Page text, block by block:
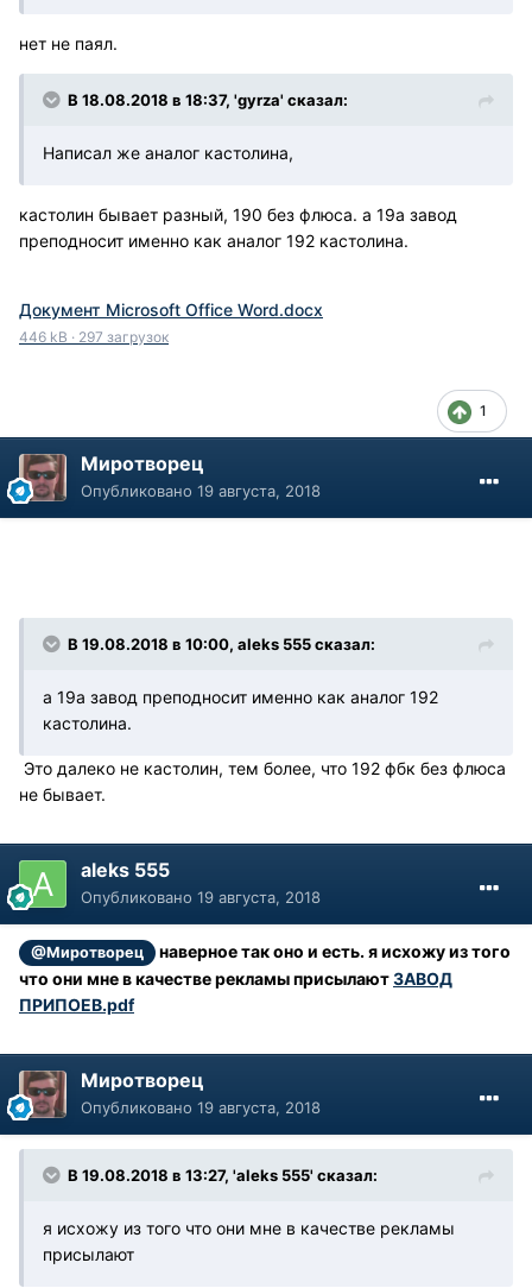
нет не паял.
В 18.08.2018 в 18:37, 'gyrza' сказал:
Написал же аналог кастолина,
кастолин бывает разный, 190 без флюса. а 19а завод
преподносит именно как аналог 192 кастолина.
Документ Microsoft Office Word.docx
446 kB · 297 загрузок
1
Миротворец
Опубликовано 19 августа, 2018
В 19.08.2018 в 10:00, aleks 555 сказал:
а 19а завод преподносит именно как аналог 192
кастолина.
Это далеко не кастолин, тем более, что 192 фбк без флюса
не бывает.
aleks 555
Опубликовано 19 августа, 2018
@Миротворец
наверное так оно и есть. я исхожу из того
что они мне в качестве рекламы присылаютЗАВОД
ПРИПОЕВ.pdf
Миротворец
Опубликовано 19 августа, 2018
В 19.08.2018 в 13:27, 'aleks 555' сказал:
я исхожу из того что они мне в качестве рекламы
присылают